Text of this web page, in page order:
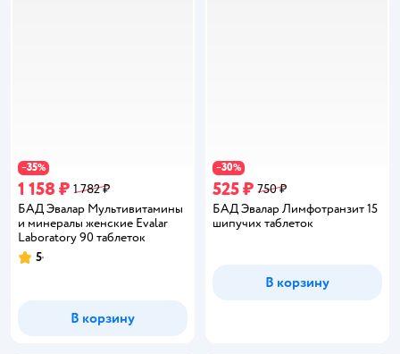
−35%
1 158 ₽ 1 782 ₽
БАД Эвалар Мультивитамины
и минералы женские Evalar
Laboratory 90 таблеток
Рейтинг:
5
В корзину
−30%
525 ₽ 750 ₽
БАД Эвалар Лимфотранзит 15
шипучих таблеток
В корзину